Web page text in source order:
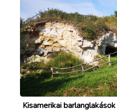
Kisamerikai barlanglakások